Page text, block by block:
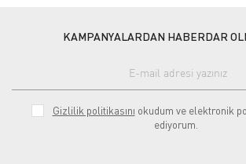
KAMPANYALARDAN HABERDAR
Gizlilik politikasını okudum ve elektronik
ediyorum.